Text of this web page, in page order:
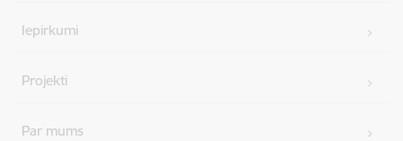
Iepirkumi
Projekti
Par mums